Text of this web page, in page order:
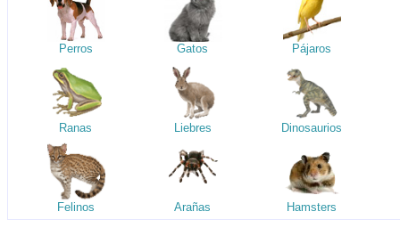
Perros Gatos Pájaros
Ranas Liebres Dinosaurios
Felinos Arañas Hamsters